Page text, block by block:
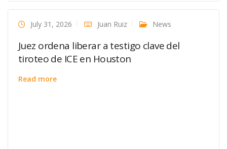
July 31, 2026 Juan Ruiz News
Juez ordena liberar a testigo clave del
tiroteo de ICE en Houston
Read more